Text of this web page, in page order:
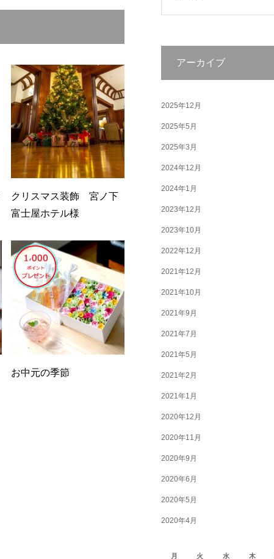
クリスマス装飾 宮ノ下
富士屋ホテル様
お中元の季節
アーカイブ
2025年12月
2025年5月
2025年3月
2024年12月
2024年1月
2023年12月
2023年10月
2022年12月
2021年12月
2021年10月
2021年9月
2021年7月
2021年5月
2021年2月
2021年1月
2020年12月
2020年11月
2020年9月
2020年6月
2020年5月
2020年4月
月
火 水 木